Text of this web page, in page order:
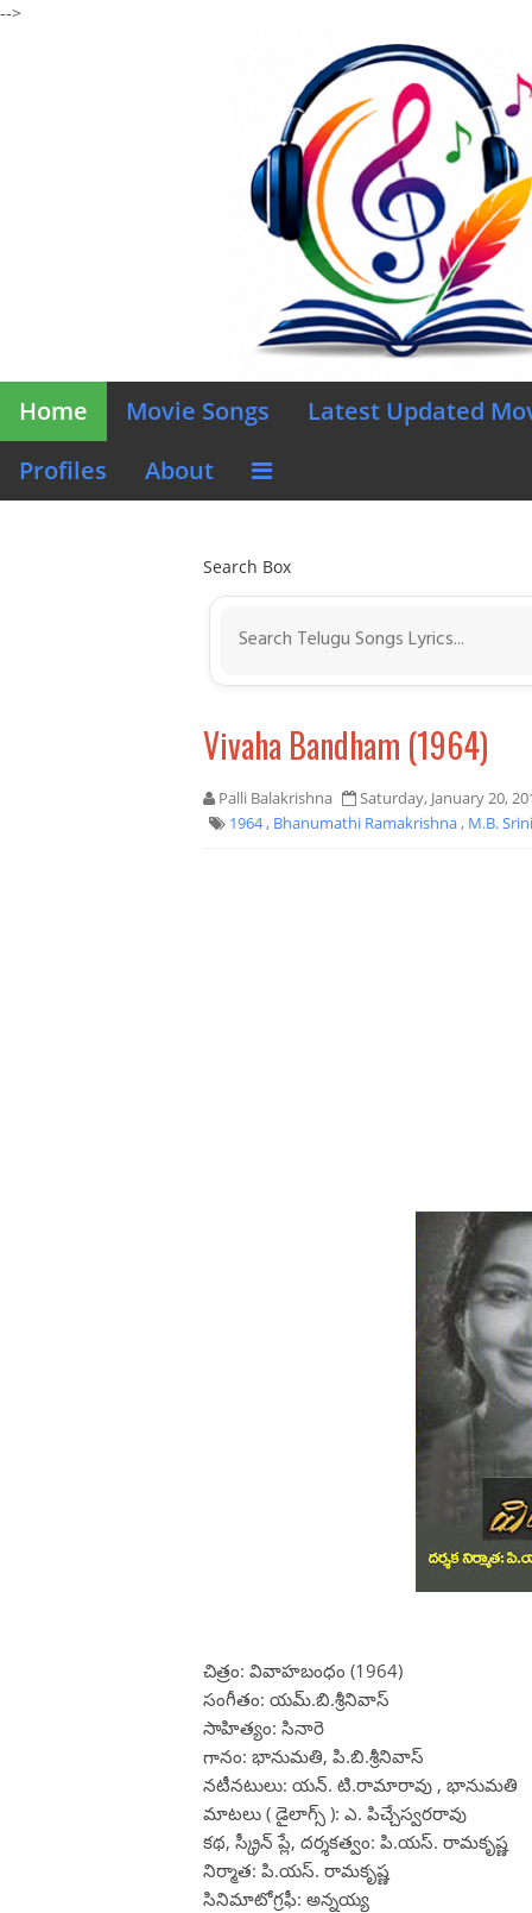
-->
Home Movie Songs
Latest Updated
Profiles
About
Search Box
Vivaha Bandham (1964)
Palli Balakrishna
Saturday, January 20,
1964, Bhanumathi Ramakrishna, M.B.
చిత్రం: వివాహబంధం (1964)
సంగీతం: యమ్.బి.శ్రీనివాస్
సాహిత్యం: సినారె
గానం: భానుమతి, పి.బి.శ్రీనివాస్
నటీనటులు: యన్. టి.రామారావు , భానుమతి
మాటలు ( డైలాగ్స్ ): ఎ. పిచ్చేస్వరరావు
కథ, స్క్రీన్ ప్లే, దర్శకత్వం: పి.యస్. రామకృష్ణ
నిర్మాత: పి.యస్. రామకృష్ణ
సినిమాటోగ్రఫీ: అన్నయ్య